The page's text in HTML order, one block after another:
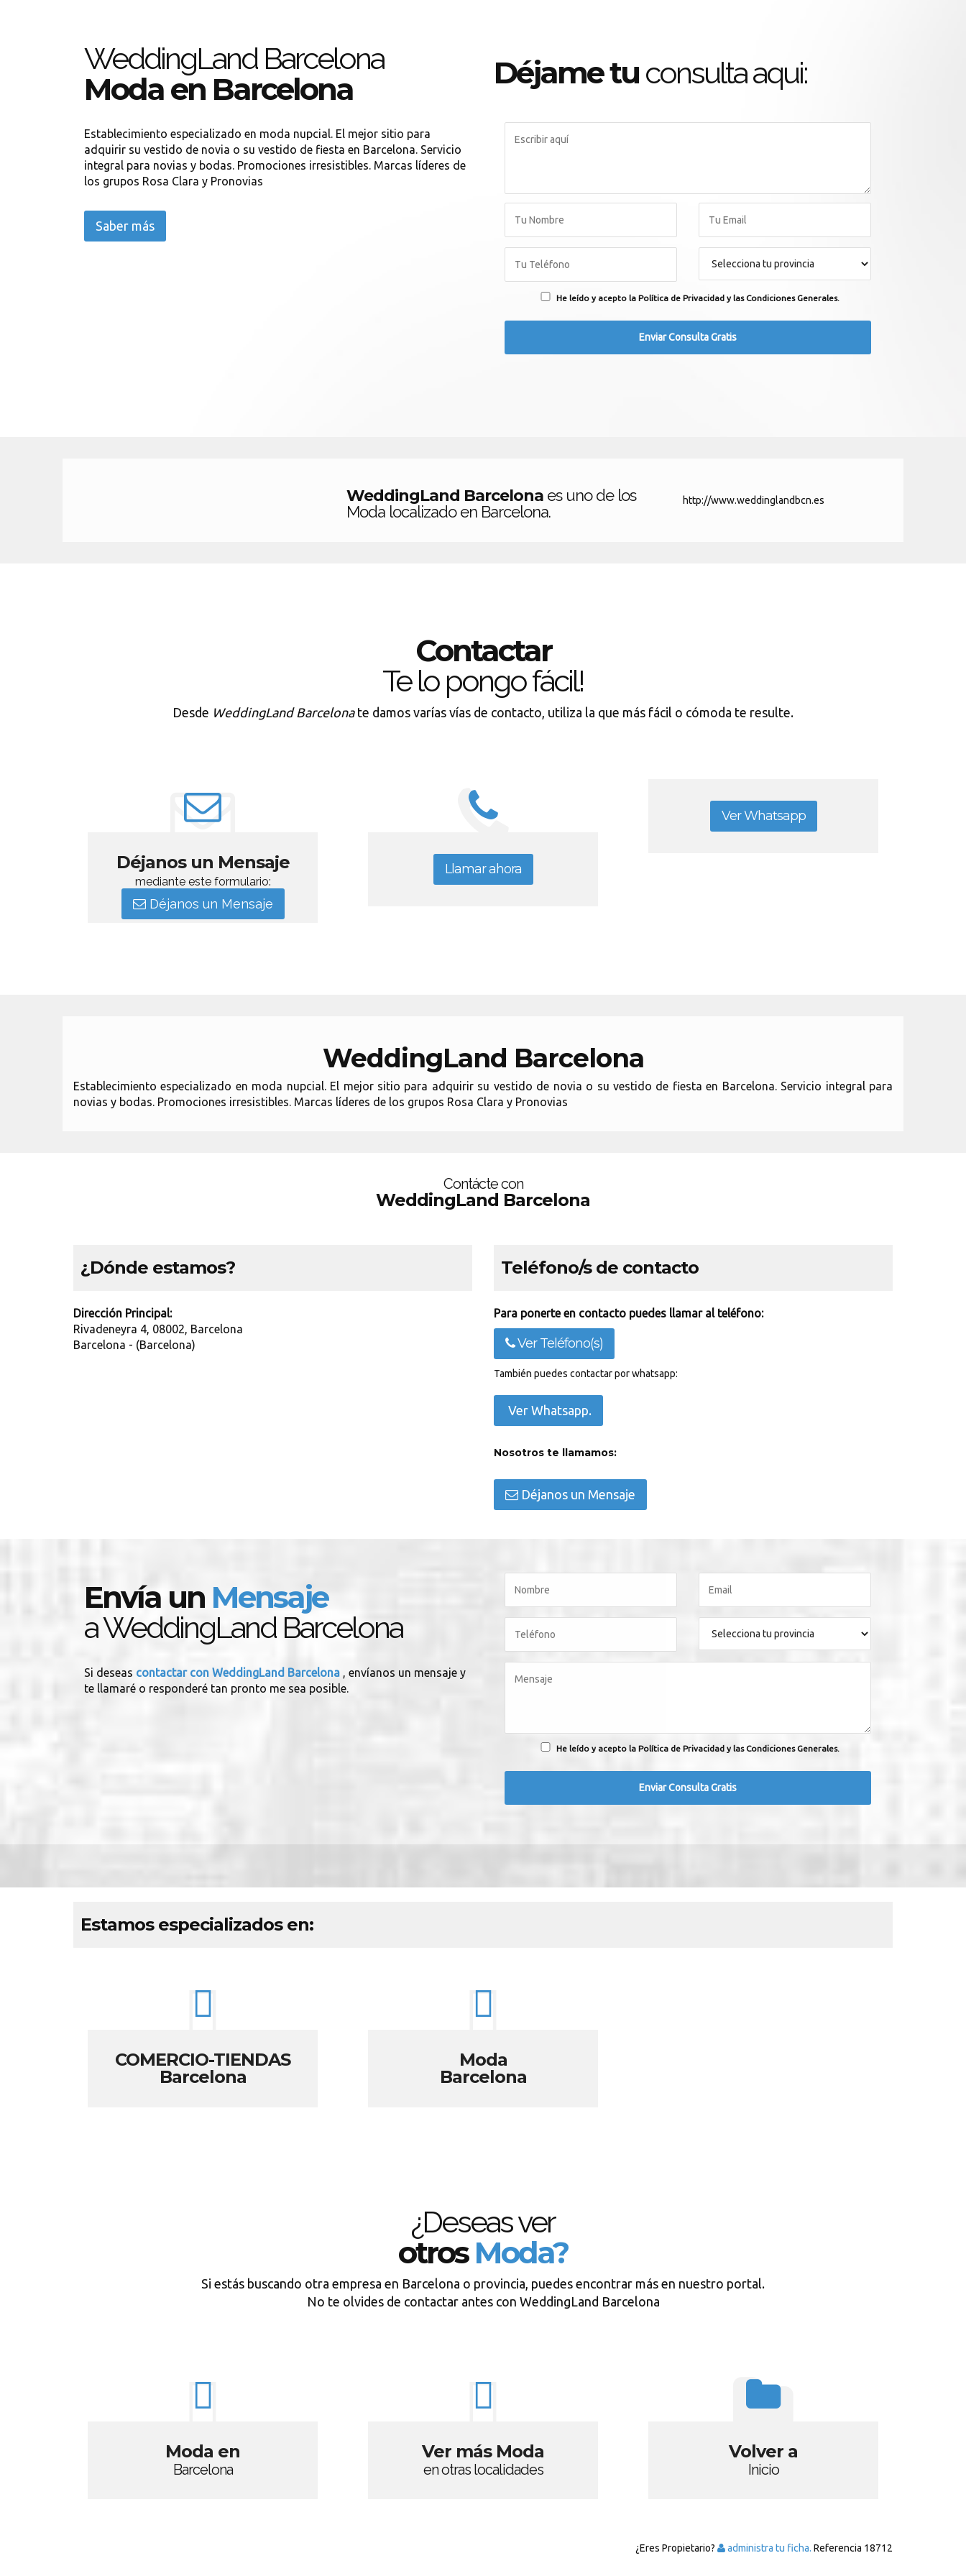
WeddingLand Barcelona
Moda en Barcelona
Establecimiento especializado en moda nupcial. El mejor sitio para
adquirir su vestido de novia o su vestido de fiesta en Barcelona. Servicio
integral para novias y bodas. Promociones irresistibles. Marcas líderes de
los grupos Rosa Clara y Pronovias
Saber más
Déjame tu consulta aqui:
He leído y acepto la Política de Privacidad y las Condiciones Generales.
WeddingLand Barcelona es uno de los
Moda localizado en Barcelona.
http://www.weddinglandbcn.es
Contactar
Te lo pongo fácil!
Desde WeddingLand Barcelonate damos varías vías de contacto, utiliza la que más fácil o cómoda te resulte.
Déjanos un Mensaje
mediante este formulario:
Déjanos un Mensaje
Llamar ahora
Ver Whatsapp
WeddingLand Barcelona
Establecimiento especializado en moda nupcial. El mejor sitio para adquirir su vestido de novia o su vestido de fiesta en Barcelona. Servicio integral para
novias y bodas. Promociones irresistibles. Marcas líderes de los grupos Rosa Clara y Pronovias
Contácte con
WeddingLand Barcelona
¿Dónde estamos?
Dirección Principal:
Rivadeneyra 4, 08002, Barcelona
Barcelona - (Barcelona)
Teléfono/s de contacto
Para ponerte en contacto puedes llamar al teléfono:
Ver Teléfono(s)
También puedes contactar por whatsapp:
Ver Whatsapp.
Nosotros te llamamos:
Déjanos un Mensaje
Envía un Mensaje
a WeddingLand Barcelona
Si deseas contactar con WeddingLand Barcelona , envíanos un mensaje y
te llamaré o responderé tan pronto me sea posible.
He leído y acepto la Política de Privacidad y las Condiciones Generales.
Estamos especializados en:
COMERCIO-TIENDAS
Barcelona
Moda
Barcelona
¿Deseas ver
otrosModa?
Si estás buscando otra empresa en Barcelona o provincia, puedes encontrar más en nuestro portal.
No te olvides de contactar antes con WeddingLand Barcelona
Moda en
Barcelona
Ver más Moda
en otras localidades
Volver a
Inicio
¿Eres Propietario? administra tu ficha. Referencia 18712